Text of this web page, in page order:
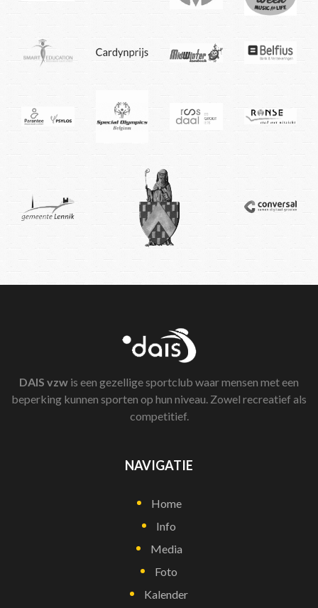
DAIS vzw is een gezellige sportclub waar mensen met een
beperking kunnen sporten op hun niveau. Zowel recreatief als
competitief.
NAVIGATIE
Home
Info
Media
Foto
Kalender